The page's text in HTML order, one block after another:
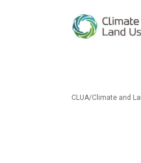
CLUA/Climate and